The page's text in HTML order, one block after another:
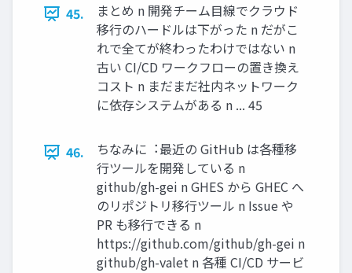
45.
まとめ n 開発チーム⽬線でクラウド
移⾏のハードルは下がった n だがこ
れで全てが終わったわけではない n
古い CI/CD ワークフローの置き換え
コスト n まだまだ社内ネットワーク
に依存システムがある n ... 45
46.
ちなみに︓最近の GitHub は各種移
⾏ツールを開発している n
github/gh-gei n GHES から GHEC へ
のリポジトリ移⾏ツール n Issue や
PR も移⾏できる n
https://github.com/github/gh-gei n
github/gh-valet n 各種 CI/CD サービ